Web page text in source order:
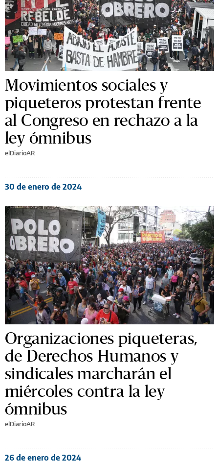
Movimientos sociales y
piqueteros protestan frente
al Congreso en rechazo a la
ley ómnibus
elDiarioAR
30 de enero de 2024
Organizaciones piqueteras,
de Derechos Humanos y
sindicales marcharán el
miércoles contra la ley
ómnibus
elDiarioAR
26 de enero de 2024